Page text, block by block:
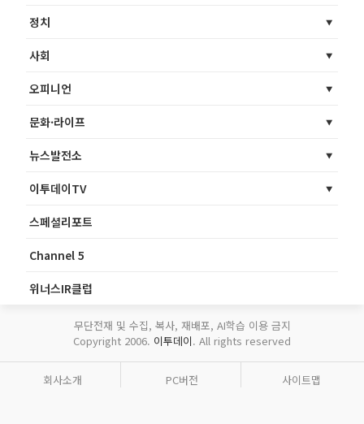
정치
사회
오피니언
문화·라이프
뉴스발전소
이투데이TV
스페셜리포트
Channel 5
위너스IR클럽
무단전재 및 수집, 복사, 재배포, AI학습 이용 금지
Copyright 2006. 이투데이. All rights reserved
회사소개 PC버전 사이트맵